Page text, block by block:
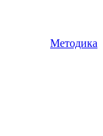
Методика